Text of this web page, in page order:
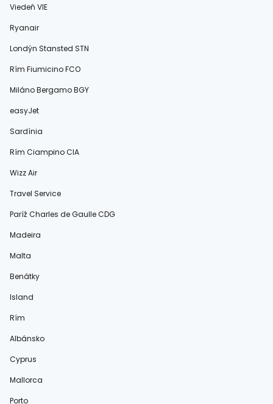
Viedeň VIE
Ryanair
Londýn Stansted STN
Rím Fiumicino FCO
Miláno Bergamo BGY
easyJet
Sardínia
Rím Ciampino CIA
Wizz Air
Travel Service
Paríž Charles de Gaulle CDG
Madeira
Malta
Benátky
Island
Rím
Albánsko
Cyprus
Mallorca
Porto